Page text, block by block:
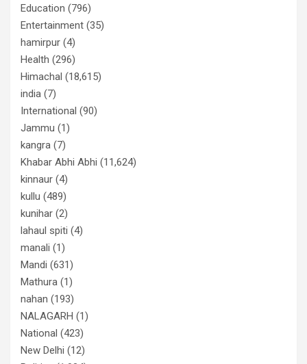
Education (796)
Entertainment (35)
hamirpur (4)
Health (296)
Himachal (18,615)
india (7)
International (90)
Jammu (1)
kangra (7)
Khabar Abhi Abhi (11,624)
kinnaur (4)
kullu (489)
kunihar (2)
lahaul spiti (4)
manali (1)
Mandi (631)
Mathura (1)
nahan (193)
NALAGARH (1)
National (423)
New Delhi (12)